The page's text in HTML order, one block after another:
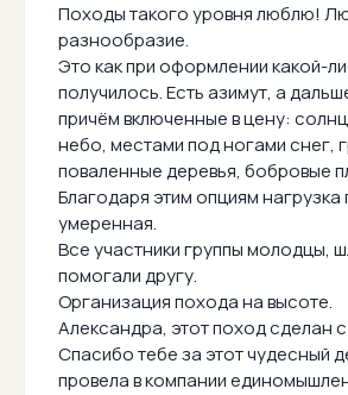
Походы такого уровня люблю!
разнообразие.
Это как при оформлении какой-
получилось. Есть азимут, а
причём включенные в цену:
небо, местами под ногами снег,
поваленные деревья, бобровые
Благодаря этим опциям нагрузка
умеренная.
Все участники группы молодцы,
помогали другу.
Организация похода на высоте.
Александра, этот поход сделан
Спасибо тебе за этот чудесный
провела в компании